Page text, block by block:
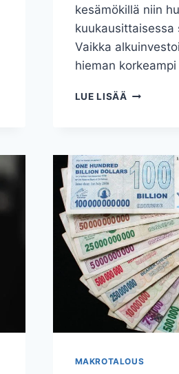
kesämökillä niin
kuukausittaisessa
Vaikka
hieman
LUE LISÄÄ LED-
SÄÄSTÖJÄ
VOIT
MAKROTALOUS